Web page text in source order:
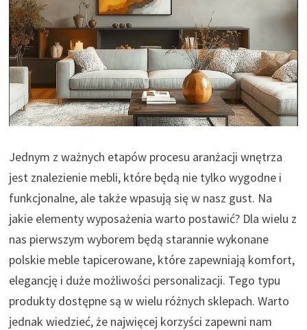
Jednym z ważnych etapów procesu aranżacji wnętrza
jest znalezienie mebli, które będą nie tylko wygodne i
funkcjonalne, ale także wpasują się w nasz gust. Na
jakie elementy wyposażenia warto postawić? Dla wielu z
nas pierwszym wyborem będą starannie wykonane
polskie meble tapicerowane, które zapewniają komfort,
elegancję i duże możliwości personalizacji. Tego typu
produkty dostępne są w wielu różnych sklepach. Warto
jednak wiedzieć, że najwięcej korzyści zapewni nam